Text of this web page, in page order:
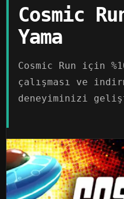
Cosmic
Yama
Cosmic Run için
çalışması ve
deneyiminizi